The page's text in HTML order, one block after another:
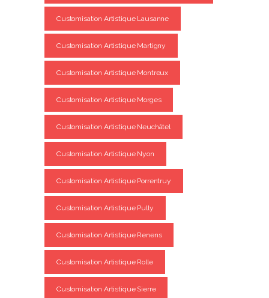
Customisation Artistique Lausanne
Customisation Artistique Martigny
Customisation Artistique Montreux
Customisation Artistique Morges
Customisation Artistique Neuchâtel
Customisation Artistique Nyon
Customisation Artistique Porrentruy
Customisation Artistique Pully
Customisation Artistique Renens
Customisation Artistique Rolle
Customisation Artistique Sierre